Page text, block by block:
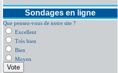
Sondages en ligne
Que pensez-vous de notre site ?
Excellent
Très bien
Bien
Moyen